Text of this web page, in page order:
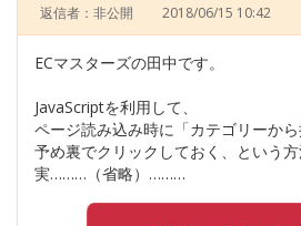
返信者：非公開 2018/06/15 10:42
ECマスターズの田中です。
JavaScriptを利用して、
ページ読み込み時に「カテゴリーか
予め裏でクリックしておく、という
実………（省略）………